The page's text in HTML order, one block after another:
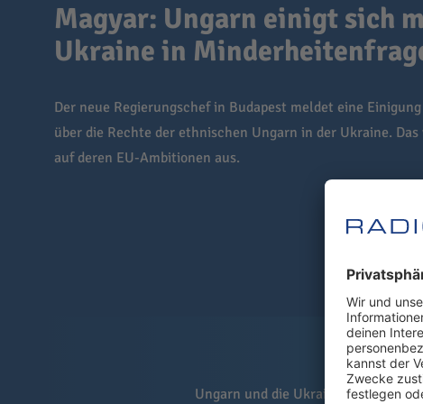
Magyar: Ungarn einigt sich
Ukraine in
Der neue Regierungschef in Budapest meldet eine
über die Rechte der ethnischen Ungarn in der Ukraine.
auf deren EU-Ambitionen aus.
Ungarn und die Ukraine haben sich